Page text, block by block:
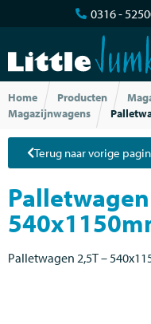
0316 -
Home Producten
Magazijnwagens
Terug naar vorige
Palletwagen 2,5T –